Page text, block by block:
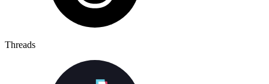
Threads